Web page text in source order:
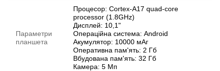
Параметри
планшета
Процесор: Cortex-A17 quad-core
processor (1.8GHz)
Дисплей: 10,1"
Операційна система: Android
Акумулятор: 10000 мАг
Оперативна пам'ять: 2 Гб
Вбудована пам'ять: 32 Гб
Камера: 5 Мп